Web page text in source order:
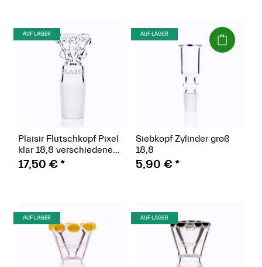
AUF LAGER (Paket)
Plaisir Flutschkopf Pixel
klar 18,8 verschiedene
Größen
17,50 € *
AUF LAGER (Paket)
Siebkopf Zylinder groß
18,8
5,90 € *
AUF LAGER (Paket) AUF LAGER